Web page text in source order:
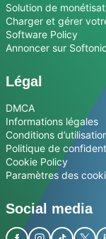
Solution de
Charger et gérer
Software Policy
Annoncer sur Softonic
Légal
DMCA
Informations légales
Conditions
Politique de
Cookie Policy
Paramètres des
Social media